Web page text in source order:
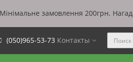
Мінімальне замовлення 200грн.
(050)965-53-73 Контакты